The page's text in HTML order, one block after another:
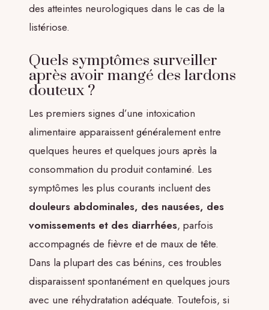
des atteintes neurologiques dans le cas de la
listériose.
Quels symptômes surveiller
après avoir mangé des lardons
douteux ?
Les premiers signes d’une intoxication
alimentaire apparaissent généralement entre
quelques heures et quelques jours après la
consommation du produit contaminé. Les
symptômes les plus courants incluent des
douleurs abdominales, des nausées, des
vomissements et des diarrhées, parfois
accompagnés de fièvre et de maux de tête.
Dans la plupart des cas bénins, ces troubles
disparaissent spontanément en quelques jours
avec une réhydratation adéquate. Toutefois, si